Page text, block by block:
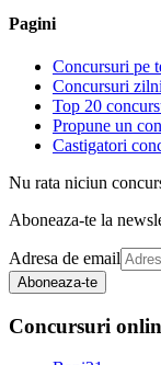
Pagini
Concursuri pe
Concursuri
Top 20
Propune un
Castigatori
Nu rata niciun
Aboneaza-te la
Adresa de email
Aboneaza-te
Concursuri